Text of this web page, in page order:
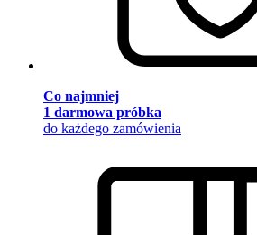
Co najmniej
1 darmowa próbka
do każdego zamówienia